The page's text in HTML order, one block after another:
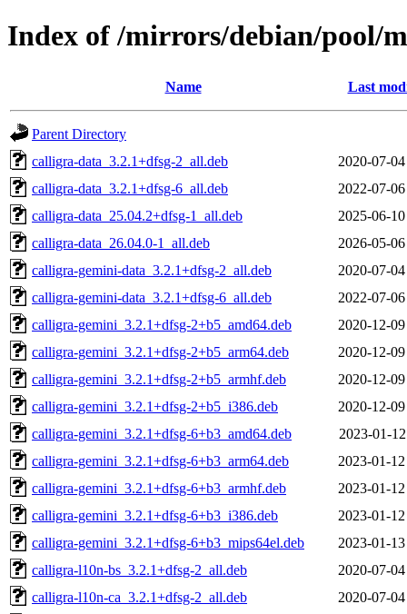
Index of /mirrors/debian/pool/
Name Last
Parent Directory
calligra-data_3.2.1+dfsg-2_all.deb
2020-07-
calligra-data_3.2.1+dfsg-6_all.deb
2022-07-
calligra-data_25.04.2+dfsg-1_all.deb
2025-06-
calligra-data_26.04.0-1_all.deb
2026-05-
calligra-gemini-data_3.2.1+dfsg-2_all.deb
2020-07-
calligra-gemini-data_3.2.1+dfsg-6_all.deb
2022-07-
calligra-gemini_3.2.1+dfsg-2+b5_amd64.deb
2020-12-
calligra-gemini_3.2.1+dfsg-2+b5_arm64.deb
2020-12-
calligra-gemini_3.2.1+dfsg-2+b5_armhf.deb
2020-12-
calligra-gemini_3.2.1+dfsg-2+b5_i386.deb
2020-12-
calligra-gemini_3.2.1+dfsg-6+b3_amd64.deb
2023-01-
calligra-gemini_3.2.1+dfsg-6+b3_arm64.deb
2023-01-
calligra-gemini_3.2.1+dfsg-6+b3_armhf.deb
2023-01-
calligra-gemini_3.2.1+dfsg-6+b3_i386.deb
2023-01-
calligra-gemini_3.2.1+dfsg-6+b3_mips64el.deb
2023-01-
calligra-l10n-bs_3.2.1+dfsg-2_all.deb
2020-07-
calligra-l10n-ca_3.2.1+dfsg-2_all.deb
2020-07-